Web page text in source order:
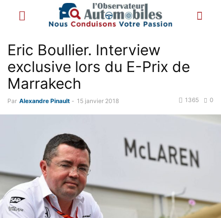
Eric Boullier. Interview
exclusive lors du E-Prix de
Marrakech
Par Alexandre Pinault - 15 janvier 2018 0
1365